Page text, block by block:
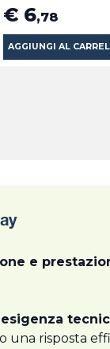
€ 6,78
AGGIUNGI AL
e
una risposta